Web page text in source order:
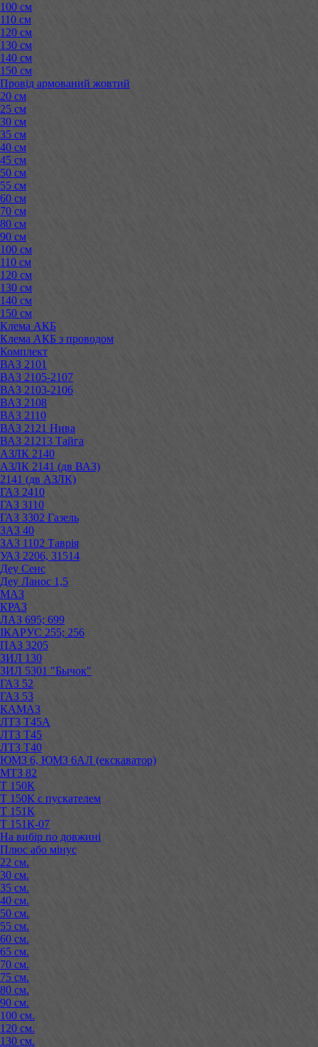
100 см
110 см
120 см
130 см
140 см
150 см
Провід армований жовтий
20 см
25 см
30 см
35 см
40 см
45 см
50 см
55 см
60 см
70 см
80 см
90 см
100 см
110 см
120 см
130 см
140 см
150 см
Клема АКБ
Клема АКБ з проводом
Комплект
ВАЗ 2101
ВАЗ 2105-2107
ВАЗ 2103-2106
ВАЗ 2108
ВАЗ 2110
ВАЗ 2121 Нива
ВАЗ 21213 Тайга
АЗЛК 2140
АЗЛК 2141 (дв ВАЗ)
2141 (дв АЗЛК)
ГАЗ 2410
ГАЗ 3110
ГАЗ 3302 Газель
ЗАЗ 40
ЗАЗ 1102 Таврія
УАЗ 2206, 31514
Деу Сенс
Деу Ланос 1,5
МАЗ
КРАЗ
ЛАЗ 695; 699
ІКАРУС 255; 256
ПАЗ 3205
ЗИЛ 130
ЗИЛ 5301 "Бычок"
ГАЗ 52
ГАЗ 53
КАМАЗ
ЛТЗ Т45А
ЛТЗ Т45
ЛТЗ Т40
ЮМЗ 6, ЮМЗ 6АЛ (екскаватор)
МТЗ 82
Т 150К
Т 150К с пускателем
Т 151К
Т 151К-07
На вибір по довжині
Плюс або мінус
22 см.
30 см.
35 см.
40 см.
50 см.
55 см.
60 см.
65 см.
70 см.
75 см.
80 см.
90 см.
100 см.
120 см.
130 см.